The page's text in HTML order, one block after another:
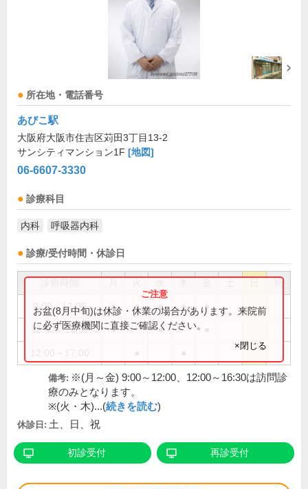
所在地・電話番号
あびこ駅
大阪府大阪市住吉区苅田3丁目13-2
サンシティマンション1F [地図]
06-6607-3330
診療科目
内科 呼吸器内科
診療/受付時間・休診日
祝
9:00～12:00 ● ● ● ● ●
12:00～16:30 ● ●
お盆(8月中旬)は休診・休業の場合があります。来院前
に必ず医療機関に直接ご確認ください。
×閉じる
備考: ※(月～金) 9:00～12:00、12:00～16:30は訪問診
療のみとなります。
※(火・木)...(続きを読む)
休診日: 土、日、祝
初診受付 再診受付